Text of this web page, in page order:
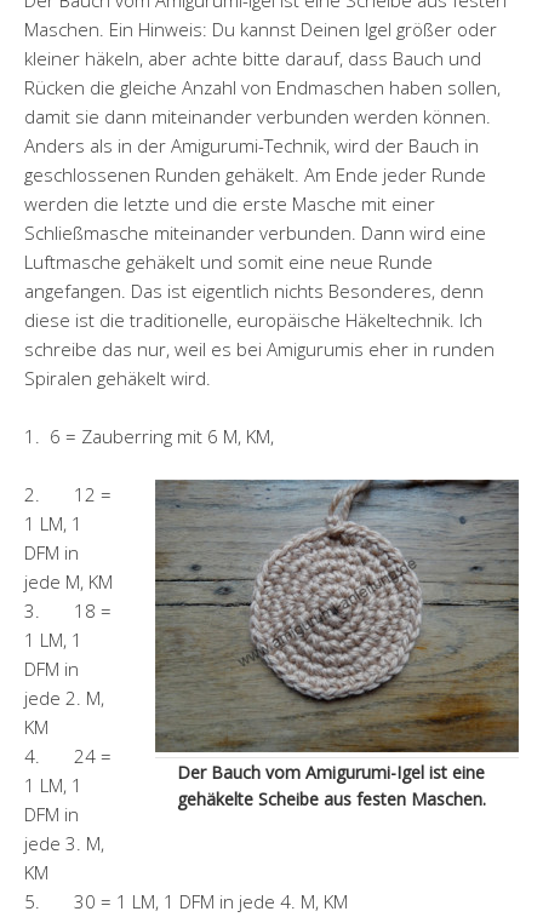
Maschen. Ein Hinweis: Du kannst Deinen Igel größer oder
kleiner häkeln, aber achte bitte darauf, dass Bauch und
Rücken die gleiche Anzahl von Endmaschen haben sollen,
damit sie dann miteinander verbunden werden können.
Anders als in der Amigurumi-Technik, wird der Bauch in
geschlossenen Runden gehäkelt. Am Ende jeder Runde
werden die letzte und die erste Masche mit einer
Schließmasche miteinander verbunden. Dann wird eine
Luftmasche gehäkelt und somit eine neue Runde
angefangen. Das ist eigentlich nichts Besonderes, denn
diese ist die traditionelle, europäische Häkeltechnik. Ich
schreibe das nur, weil es bei Amigurumis eher in runden
Spiralen gehäkelt wird.
1. 6 = Zauberring mit 6 M, KM,
Der Bauch vom Amigurumi-Igel ist eine
gehäkelte Scheibe aus festen Maschen.
2. 12 =
1 LM, 1
DFM in
jede M, KM
3. 18 =
1 LM, 1
DFM in
jede 2. M,
KM
4. 24 =
1 LM, 1
DFM in
jede 3. M,
KM
5. 30 = 1 LM, 1 DFM in jede 4. M, KM